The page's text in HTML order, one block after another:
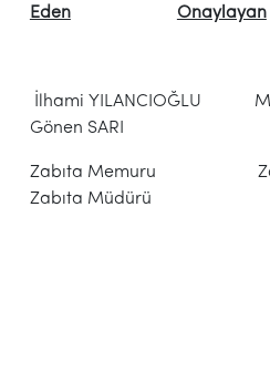
Eden
Onaylayan
İlhami
Gönen SARI
Zabıta Memuru
Zabıta Müdürü